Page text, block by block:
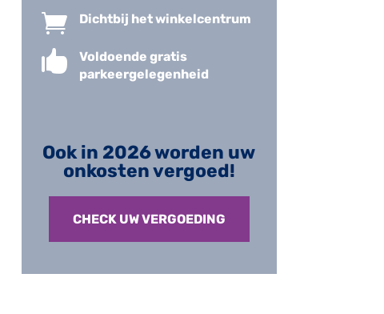
 Dichtbij het winkelcentrum

Voldoende gratis
parkeergelegenheid
Ook in 2026 worden uw
onkosten vergoed!
CHECK UW VERGOEDING